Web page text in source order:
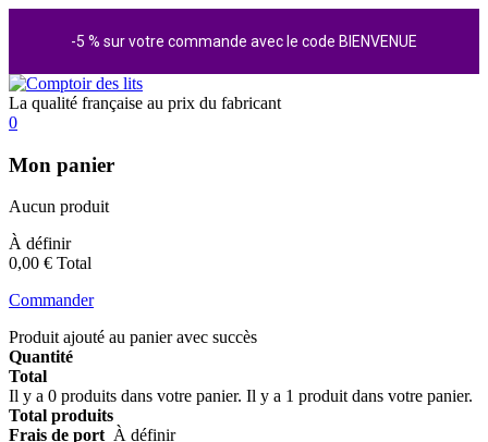
-5 % sur votre commande avec le code BIENVENUE
La qualité française au prix du fabricant
0
Mon panier
Aucun produit
À définir
0,00 € Total
Commander
Produit ajouté au panier avec succès
Quantité
Total
Il y a 0 produits dans votre panier. Il y a 1 produit dans votre panier.
Total produits
Frais de port À définir